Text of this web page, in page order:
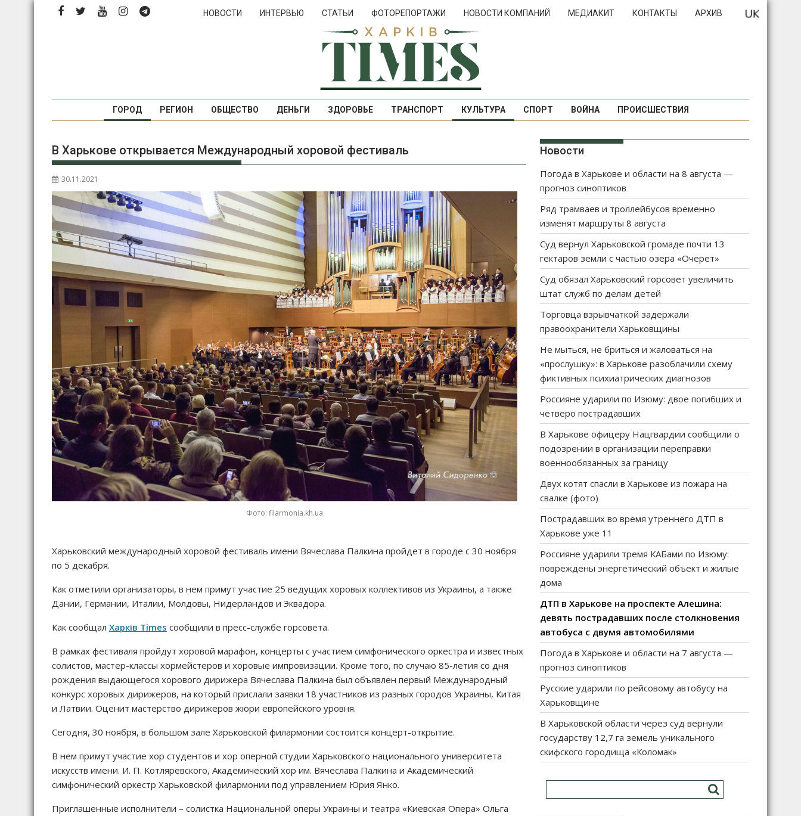
Перейти
НОВОСТИ ИНТЕРВЬЮ СТАТЬИ ФОТОРЕПОРТАЖИ НОВОСТИ КОМПАНИЙ МЕДИАКИТ КОНТАКТЫ АРХИВ
ГОРОД РЕГИОН ОБЩЕСТВО ДЕНЬГИ ЗДОРОВЬЕ ТРАНСПОРТ КУЛЬТУРА СПОРТ ВОЙНА ПРОИСШЕСТВИЯ
В Харькове открывается Международный хоровой фестиваль
30.11.2021
Фото: filarmonia.kh.ua
Харьковский международный хоровой фестиваль имени Вячеслава Палкина пройдет в городе с 30 ноября
по 5 декабря.
Как отметили организаторы, в нем примут участие 25 ведущих хоровых коллективов из Украины, а также
Дании, Германии, Италии, Молдовы, Нидерландов и Эквадора.
Как сообщал Харків Times сообщили в пресс-службе горсовета.
В рамках фестиваля пройдут хоровой марафон, концерты с участием симфонического оркестра и известных
солистов, мастер-классы хормейстеров и хоровые импровизации. Кроме того, по случаю 85-летия со дня
рождения выдающегося хорового дирижера Вячеслава Палкина был объявлен первый Международный
конкурс хоровых дирижеров, на который прислали заявки 18 участников из разных городов Украины, Китая
и Латвии. Оценит мастерство дирижеров жюри европейского уровня.
Сегодня, 30 ноября, в большом зале Харьковской филармонии состоится концерт-открытие.
В нем примут участие хор студентов и хор оперной студии Харьковского национального университета
искусств имени. И. П. Котляревского, Академический хор им. Вячеслава Палкина и Академический
симфонический оркестр Харьковской филармонии под управлением Юрия Янко.
Приглашенные исполнители – солистка Национальной оперы Украины и театра «Киевская Опера» Ольга
Новости
Погода в Харькове и области на 8 августа —
прогноз синоптиков
Ряд трамваев и троллейбусов временно
изменят маршруты 8 августа
Суд вернул Харьковской громаде почти 13
гектаров земли с частью озера «Очерет»
Суд обязал Харьковский горсовет увеличить
штат служб по делам детей
Торговца взрывчаткой задержали
правоохранители Харьковщины
Не мыться, не бриться и жаловаться на
«прослушку»: в Харькове разоблачили схему
фиктивных психиатрических диагнозов
Россияне ударили по Изюму: двое погибших и
четверо пострадавших
В Харькове офицеру Нацгвардии сообщили о
подозрении в организации переправки
военнообязанных за границу
Двух котят спасли в Харькове из пожара на
свалке (фото)
Пострадавших во время утреннего ДТП в
Харькове уже 11
Россияне ударили тремя КАБами по Изюму:
повреждены энергетический объект и жилые
дома
ДТП в Харькове на проспекте Алешина:
девять пострадавших после столкновения
автобуса с двумя автомобилями
Погода в Харькове и области на 7 августа —
прогноз синоптиков
Русские ударили по рейсовому автобусу на
Харьковщине
В Харьковской области через суд вернули
государству 12,7 га земель уникального
скифского городища «Коломак»